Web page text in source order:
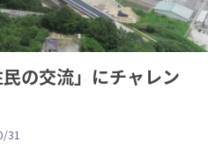
の交流」にチャレン
31